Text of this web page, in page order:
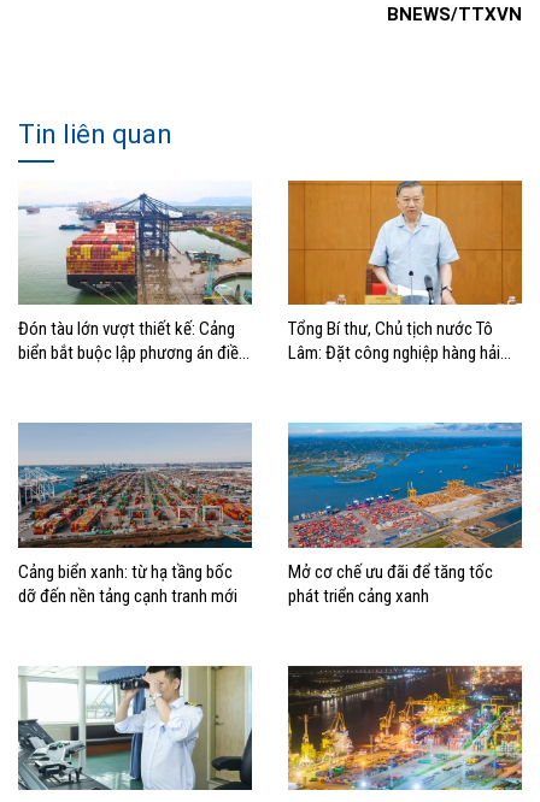
BNEWS/TTXVN
Tin liên quan
Đón tàu lớn vượt thiết kế: Cảng
biển bắt buộc lập phương án điều
Tổng Bí thư, Chủ tịch nước Tô
Lâm: Đặt công nghiệp hàng hải
biển mạnh
Cảng biển xanh: từ hạ tầng bốc
dỡ đến nền tảng cạnh tranh mới
Mở cơ chế ưu đãi để tăng tốc
phát triển cảng xanh